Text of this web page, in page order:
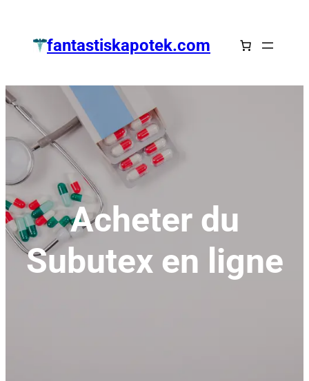
springenfantastiskapotek.com
Acheter du
Subutex en ligne